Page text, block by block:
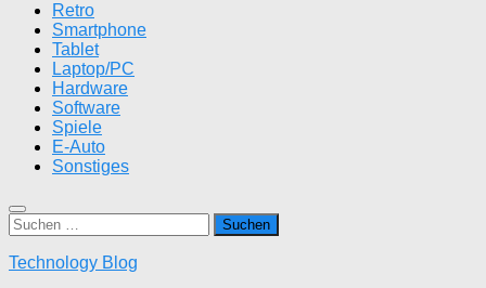
Retro
Smartphone
Tablet
Laptop/PC
Hardware
Software
Spiele
E-Auto
Sonstiges
Suchen
nach:
Technology Blog